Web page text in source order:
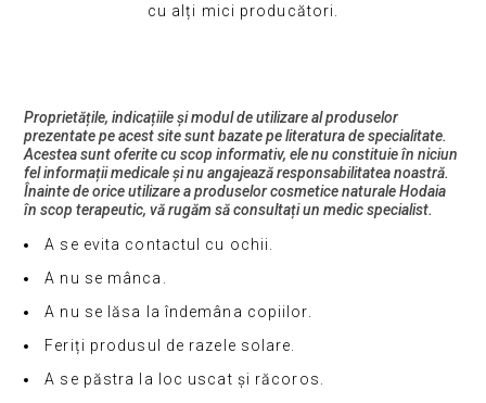
cu alți mici producători.
Proprietățile, indicațiile și modul de utilizare al produselor
prezentate pe acest site sunt bazate pe literatura de specialitate.
Acestea sunt oferite cu scop informativ, ele nu constituie în niciun
fel informații medicale și nu angajează responsabilitatea noastră.
Înainte de orice utilizare a produselor cosmetice naturale Hodaia
în scop terapeutic, vă rugăm să consultați un medic specialist.
A se evita contactul cu ochii.
A nu se mânca.
A nu se lăsa la îndemâna copiilor.
Feriți produsul de razele solare.
A se păstra la loc uscat și răcoros.